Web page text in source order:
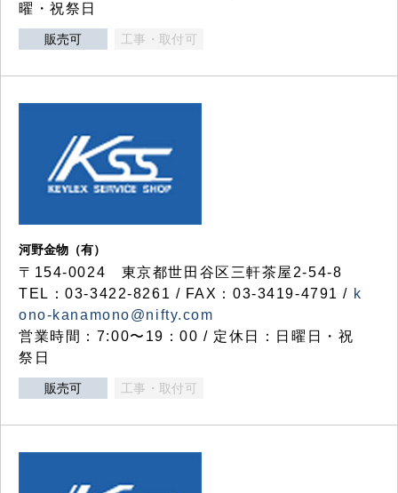
曜・祝祭日
販売可 工事・取付可
河野金物（有）
〒154-0024 東京都世田谷区三軒茶屋2-54-8
TEL：03-3422-8261 / FAX：03-3419-4791 / k
ono-kanamono@nifty.com
営業時間：7:00〜19：00 / 定休日：日曜日・祝
祭日
販売可 工事・取付可